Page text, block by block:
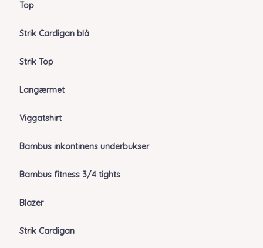
Top
Strik Cardigan blå
Strik Top
Langærmet
Viggatshirt
Bambus inkontinens underbukser
Bambus fitness 3/4 tights
Blazer
Strik Cardigan